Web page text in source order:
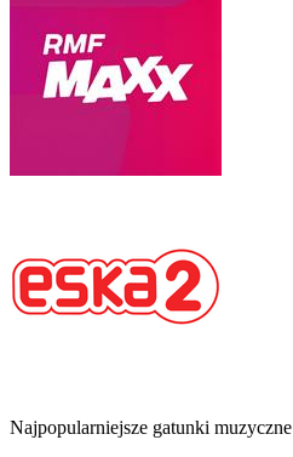
Najpopularniejsze gatunki muzyczne